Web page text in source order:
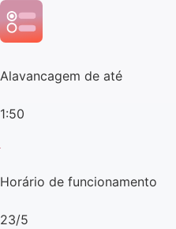
Alavancagem de até
1:50
Horário de funcionamento
23/5